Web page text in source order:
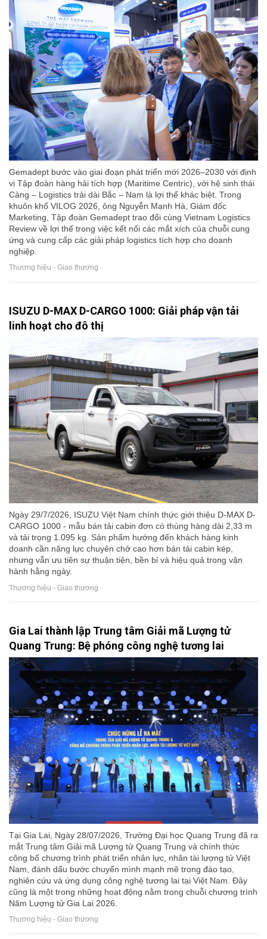
Gemadept bước vào giai đoạn phát triển mới 2026–2030 với định
vị Tập đoàn hàng hải tích hợp (Maritime Centric), với hệ sinh thái
Cảng – Logistics trải dài Bắc – Nam là lợi thế khác biệt. Trong
khuôn khổ VILOG 2026, ông Nguyễn Mạnh Hà, Giám đốc
Marketing, Tập đoàn Gemadept trao đổi cùng Vietnam Logistics
Review về lợi thế trong việc kết nối các mắt xích của chuỗi cung
ứng và cung cấp các giải pháp logistics tích hợp cho doanh
nghiệp.
Thương hiệu - Giao thương
ISUZU D-MAX D-CARGO 1000: Giải pháp vận tải
linh hoạt cho đô thị
Ngày 29/7/2026, ISUZU Việt Nam chính thức giới thiệu D-MAX D-
CARGO 1000 - mẫu bán tải cabin đơn có thùng hàng dài 2,33 m
và tải trọng 1.095 kg. Sản phẩm hướng đến khách hàng kinh
doanh cần năng lực chuyên chở cao hơn bán tải cabin kép,
nhưng vẫn ưu tiên sự thuận tiện, bền bỉ và hiệu quả trong vận
hành hằng ngày.
Thương hiệu - Giao thương
Gia Lai thành lập Trung tâm Giải mã Lượng tử
Quang Trung: Bệ phóng công nghệ tương lai
Tại Gia Lai, Ngày 28/07/2026, Trường Đại học Quang Trung đã ra
mắt Trung tâm Giải mã Lượng tử Quang Trung và chính thức
công bố chương trình phát triển nhân lực, nhân tài lượng tử Việt
Nam, đánh dấu bước chuyển mình mạnh mẽ trong đào tạo,
nghiên cứu và ứng dụng công nghệ tương lai tại Việt Nam. Đây
cũng là một trong những hoạt động nằm trong chuỗi chương trình
Năm Lượng tử Gia Lai 2026.
Thương hiệu - Giao thương